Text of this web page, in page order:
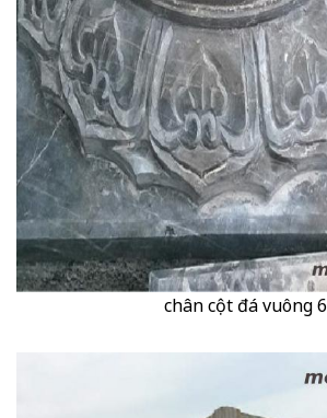
chân cột đá vuông 6